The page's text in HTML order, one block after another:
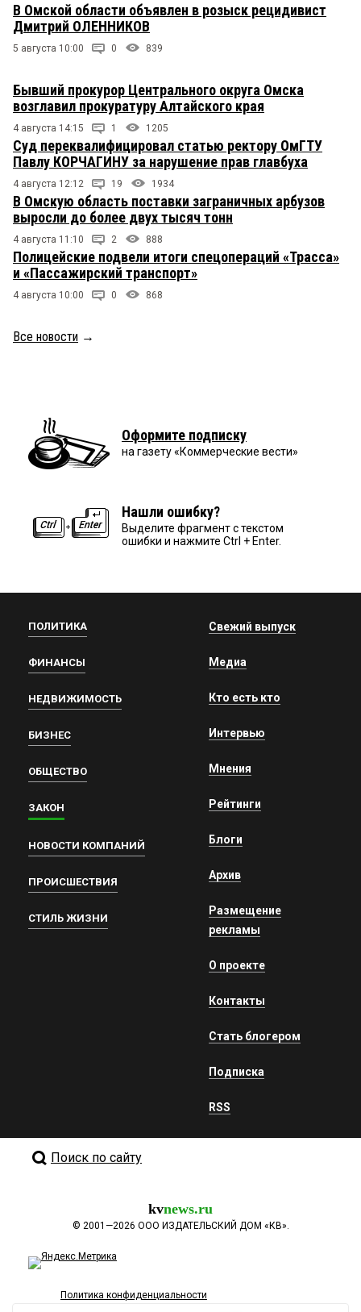
В Омской области объявлен в розыск рецидивист
Дмитрий ОЛЕННИКОВ
5 августа 10:00 0 839
Бывший прокурор Центрального округа Омска
возглавил прокуратуру Алтайского края
4 августа 14:15 1 1205
Суд переквалифицировал статью ректору ОмГТУ
Павлу КОРЧАГИНУ за нарушение прав главбуха
4 августа 12:12 19 1934
В Омскую область поставки заграничных арбузов
выросли до более двух тысяч тонн
4 августа 11:10 2 888
Полицейские подвели итоги спецопераций «Трасса»
и «Пассажирский транспорт»
4 августа 10:00 0 868
Все новости →
Оформите подписку
на газету «Коммерческие вести»
Нашли ошибку?
Выделите фрагмент с текстом
ошибки и нажмите Ctrl + Enter.
ПОЛИТИКА
ФИНАНСЫ
НЕДВИЖИМОСТЬ
БИЗНЕС
ОБЩЕСТВО
ЗАКОН
НОВОСТИ КОМПАНИЙ
ПРОИСШЕСТВИЯ
СТИЛЬ ЖИЗНИ
Свежий выпуск
Медиа
Кто есть кто
Интервью
Мнения
Рейтинги
Блоги
Архив
Размещение
рекламы
О проекте
Контакты
Стать блогером
Подписка
RSS
Поиск по сайту
kvnews.ru
© 2001—2026 ООО ИЗДАТЕЛЬСКИЙ ДОМ «КВ».
Политика конфиденциальности